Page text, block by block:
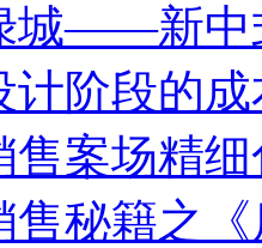
城——新中
计阶段的
售案场精
售秘籍之